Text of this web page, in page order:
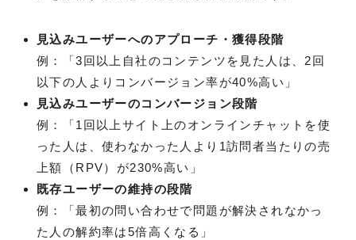
見込みユーザーへのアプローチ・獲得段階
例：「3回以上自社のコンテンツを見た人は、2回
以下の人よりコンバージョン率が40%高い」
見込みユーザーのコンバージョン段階
例：「1回以上サイト上のオンラインチャットを使
った人は、使わなかった人より1訪問者当たりの売
上額（RPV）が230%高い」
既存ユーザーの維持の段階
例：「最初の問い合わせで問題が解決されなかっ
た人の解約率は5倍高くなる」